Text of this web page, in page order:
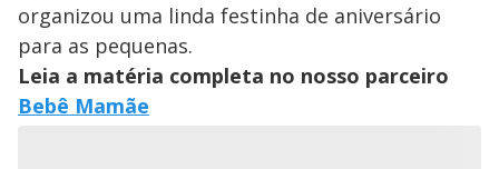
organizou uma linda festinha de aniversário
para as pequenas.
Leia a matéria completa no nosso parceiro
Bebê Mamãe